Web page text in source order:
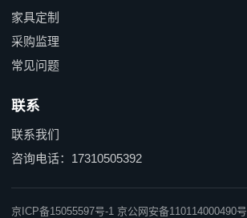
家具定制
采购监理
常见问题
联系
联系我们
咨询电话：17310505392
京ICP备15055597号-1 京公网安备110114000490号